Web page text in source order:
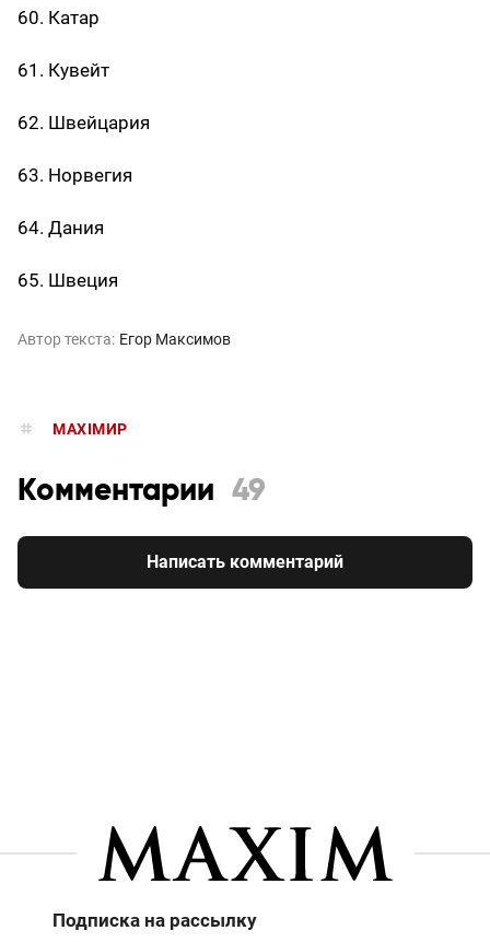
60. Катар
61. Кувейт
62. Швейцария
63. Норвегия
64. Дания
65. Швеция
Автор текста: Егор Максимов
MAXIMИР
Комментарии 49
Написать комментарий
Подписка на рассылку